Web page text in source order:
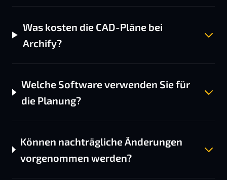
Was kosten die CAD-Pläne bei
Archify?
Welche Software verwenden Sie für
die Planung?
Können nachträgliche Änderungen
vorgenommen werden?